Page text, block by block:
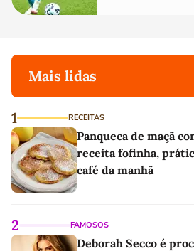
Mais lidas
1 RECEITAS
Panqueca de maçã
receita fofinha,
café da manhã
2 FAMOSOS
Deborah Secco é